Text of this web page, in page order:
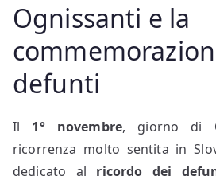
Ognissanti e la
defunti
Il 1° novembre, giorno di
ricorrenza molto sentita in
dedicato al ricordo dei